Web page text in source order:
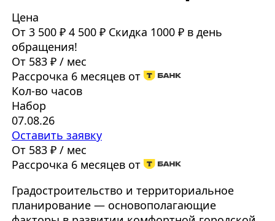
Цена
От 3 500 ₽ 4 500 ₽ Скидка 1000 ₽ в день
обращения!
От 583 ₽ / мес
Рассрочка 6 месяцев от
Кол-во часов
Набор
07.08.26
Оставить заявку
От 583 ₽ / мес
Рассрочка 6 месяцев от
Градостроительство и территориальное
планирование — основополагающие